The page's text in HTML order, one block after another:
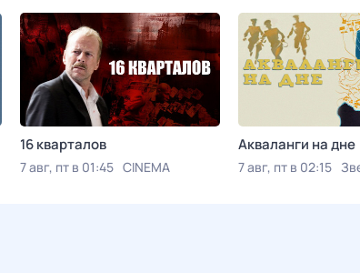
16 кварталов
7 авг, пт в 01:45 CINEMA
Акваланги на дне
7 авг, пт в 02:15